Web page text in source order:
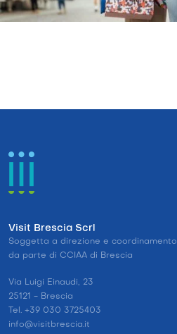
Visit Brescia Scrl
Soggetta a direzione e coordinamento
da parte di CCIAA di Brescia
Via Luigi Einaudi, 23
25121 - Brescia
Tel. +39 030 3725403
info@visitbrescia.it